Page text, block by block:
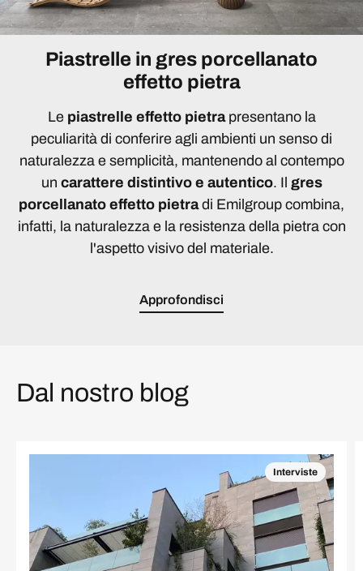
Piastrelle in gres porcellanato
effetto pietra
Le piastrelle effetto pietrapresentano la
peculiarità di conferire agli ambienti un senso di
naturalezza e semplicità, mantenendo al contempo
un carattere distintivo e autentico. Il gres
porcellanato effetto pietradi Emilgroup combina,
infatti, la naturalezza e la resistenza della pietra con
l'aspetto visivo del materiale.
Approfondisci
Dal nostro blog
Interviste